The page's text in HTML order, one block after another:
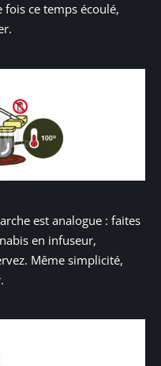
ce temps écoulé,
est analogue : faites
en infuseur,
Même simplicité,